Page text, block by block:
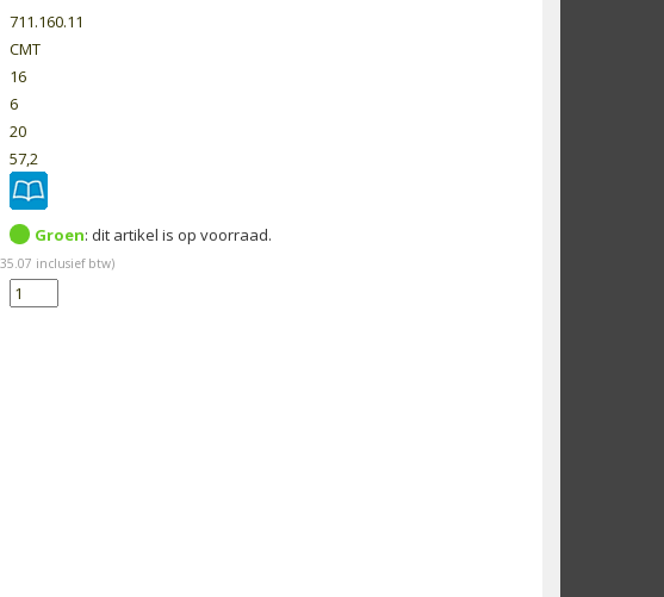
711.160.11
CMT
16
6
20
57,2
Groen
35.07 inclusief btw)